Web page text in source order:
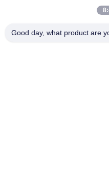
Good day, what product are